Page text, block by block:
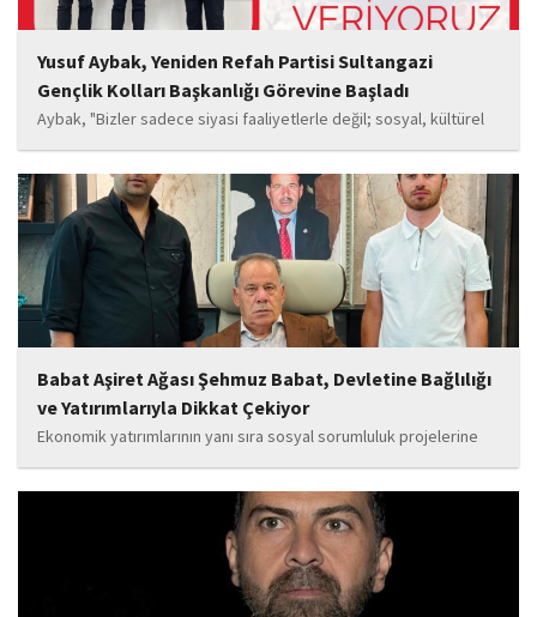
Yusuf Aybak, Yeniden Refah Partisi Sultangazi
Gençlik Kolları Başkanlığı Görevine Başladı
Aybak, "Bizler sadece siyasi faaliyetlerle değil; sosyal, kültürel
ve manevi değerleri güçlendiren çalışmalarla da gençlerimizin
yanında olacağız. Sultangazi'de birlik ve beraberlik ruhunu daha
da güçlendirecek projeleri hayata geçirmek için ekip...
Babat Aşiret Ağası Şehmuz Babat, Devletine Bağlılığı
ve Yatırımlarıyla Dikkat Çekiyor
Ekonomik yatırımlarının yanı sıra sosyal sorumluluk projelerine
de önem veren Babat'ın, eğitim alanında bir lise ile iki okulun
yapımına katkı sunduğu, ayrıca Şırnak'ın çeşitli noktalarında
tamamlanan ve yapımı devam eden...